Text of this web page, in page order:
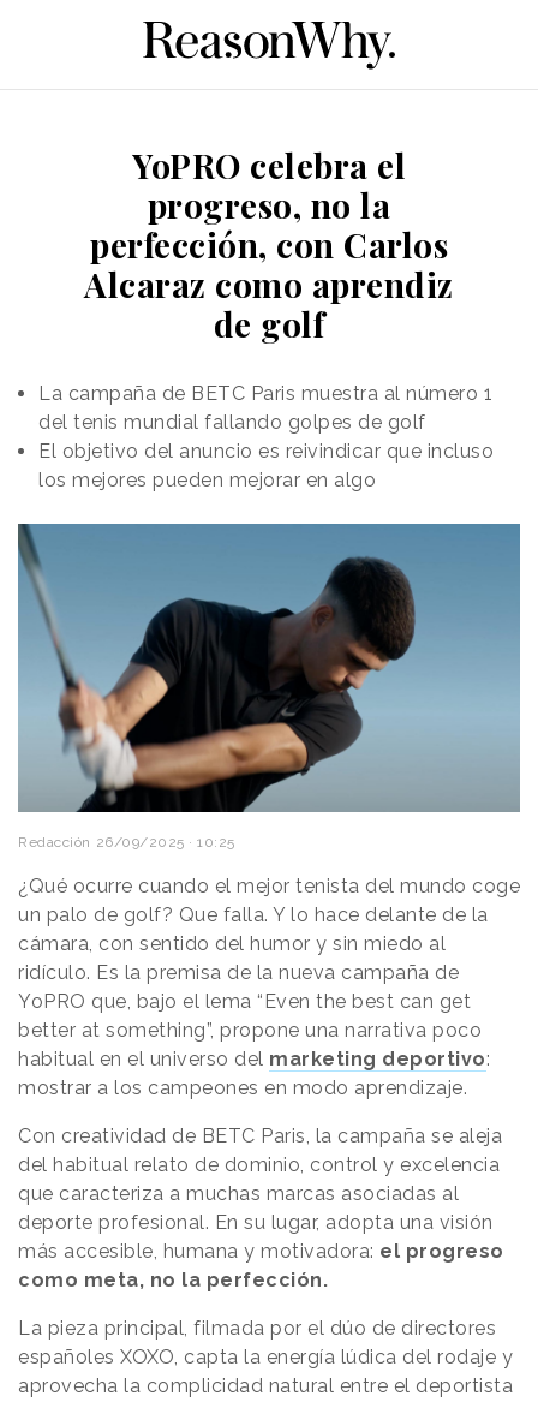
YoPRO celebra el
progreso, no la
perfección, con Carlos
Alcaraz como aprendiz
de golf
La campaña de BETC Paris muestra al número 1
del tenis mundial fallando golpes de golf
El objetivo del anuncio es reivindicar que incluso
los mejores pueden mejorar en algo
Redacción 26/09/2025 · 10:25
¿Qué ocurre cuando el mejor tenista del mundo coge
un palo de golf? Que falla. Y lo hace delante de la
cámara, con sentido del humor y sin miedo al
ridículo. Es la premisa de la nueva campaña de
YoPRO que, bajo el lema “Even the best can get
better at something”, propone una narrativa poco
habitual en el universo del marketing deportivo:
mostrar a los campeones en modo aprendizaje.
Con creatividad de BETC Paris, la campaña se aleja
del habitual relato de dominio, control y excelencia
que caracteriza a muchas marcas asociadas al
deporte profesional. En su lugar, adopta una visión
más accesible, humana y motivadora: el progreso
como meta, no la perfección.
La pieza principal, filmada por el dúo de directores
españoles XOXO, capta la energía lúdica del rodaje y
aprovecha la complicidad natural entre el deportista